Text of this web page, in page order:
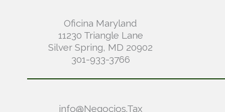
Oficina Maryland
11230 Triangle Lane
Silver Spring, MD 20902
301-933-3766
info@Negocios.Tax